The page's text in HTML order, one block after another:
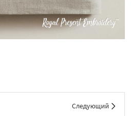
Следующий